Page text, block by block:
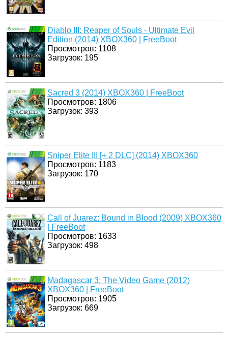
Diablo III: Reaper of Souls - Ultimate Evil
Edition (2014) XBOX360 | FreeBoot
Просмотров: 1108
Загрузок: 195
Sacred 3 (2014) XBOX360 | FreeBoot
Просмотров: 1806
Загрузок: 393
Sniper Elite III [+ 2 DLC] (2014) XBOX360
Просмотров: 1183
Загрузок: 170
Call of Juarez: Bound in Blood (2009) XBOX360
| FreeBoot
Просмотров: 1633
Загрузок: 498
Madagascar 3: The Video Game (2012)
XBOX360 | FreeBoot
Просмотров: 1905
Загрузок: 669